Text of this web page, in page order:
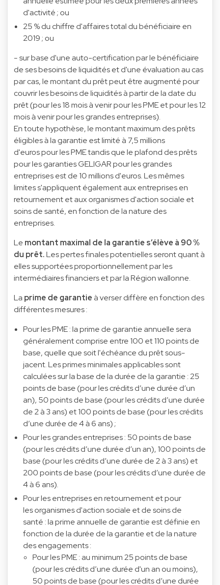
d'activité ; ou
25 % du chiffre d'affaires total du bénéficiaire en
2019 ; ou
- sur base d'une auto-certification par le bénéficiaire
de ses besoins de liquidités et d'une évaluation au cas
par cas, le montant du prêt peut être augmenté pour
couvrir les besoins de liquidités à partir de la date du
prêt (pour les 18 mois à venir pour les PME et pour les 12
mois à venir pour les grandes entreprises).
En toute hypothèse, le montant maximum des prêts
éligibles à la garantie est limité à 7,5 millions
d'euros pour les PME tandis que le plafond des prêts
pour les garanties GELIGAR pour les grandes
entreprises est de 10 millions d'euros. Les mêmes
limites s'appliquent également aux entreprises en
retournement et aux organismes d'action sociale et
soins de santé, en fonction de la nature des
entreprises.
Le montant maximal de la garantie s’élève à 90 %
du prêt.Les pertes finales potentielles seront quant à
elles supportées proportionnellement par les
intermédiaires financiers et par la Région wallonne.
La prime de garantie à verser diffère en fonction des
différentes mesures :
Pour les PME : la prime de garantie annuelle sera
généralement comprise entre 100 et 110 points de
base, quelle que soit l'échéance du prêt sous-
jacent. Les primes minimales applicables sont
calculées sur la base de la durée de la garantie : 25
points de base (pour les crédits d’une durée d’un
an), 50 points de base (pour les crédits d’une durée
de 2 à 3 ans) et 100 points de base (pour les crédits
d’une durée de 4 à 6 ans) ;
Pour les grandes entreprises : 50 points de base
(pour les crédits d’une durée d’un an), 100 points de
base (pour les crédits d’une durée de 2 à 3 ans) et
200 points de base (pour les crédits d’une durée de
4 à 6 ans).
Pour les entreprises en retournement et pour
les organismes d'action sociale et de soins de
santé : la prime annuelle de garantie est définie en
fonction de la durée de la garantie et de la nature
des engagements :
Pour les PME : au minimum 25 points de base
(pour les crédits d’une durée d'un an ou moins),
50 points de base (pour les crédits d’une durée